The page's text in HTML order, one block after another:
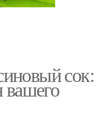
сок:
вашего